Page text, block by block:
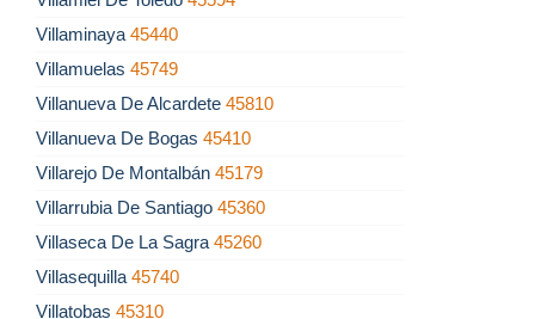
Villaminaya 45440
Villamuelas 45749
Villanueva De Alcardete 45810
Villanueva De Bogas 45410
Villarejo De Montalbán 45179
Villarrubia De Santiago 45360
Villaseca De La Sagra 45260
Villasequilla 45740
Villatobas 45310